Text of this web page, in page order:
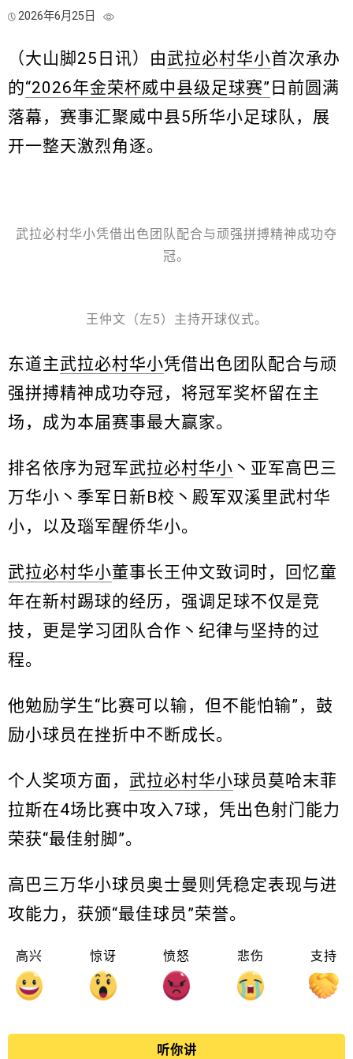
2026年6月25日
（大山脚25日讯）由武拉必村华小首次承办
的“2026年金荣杯威中县级足球赛” 日前圆满
落幕，赛事汇聚威中县5所华小足球队，展
开一整天激烈角逐。
武拉必村华小凭借出色团队配合与顽强拼搏精神成功夺
冠。
王仲文（左5）主持开球仪式。
东道主武拉必村华小凭借出色团队配合与顽
强拼搏精神成功夺冠，将冠军奖杯留在主
场，成为本届赛事最大赢家。
排名依序为冠军武拉必村华小 丶亚军高巴三
万华小丶季军日新B校丶殿军双溪里武村华
小，以及瑙军醒侨华小。
武拉必村华小董事长王仲文致词时，回忆童
年在新村踢球的经历，强调足球不仅是竞
技，更是学习团队合作丶纪律与坚持的过
程。
他勉励学生“比赛可以输，但不能怕输”，鼓
励小球员在挫折中不断成长。
个人奖项方面， 武拉必村华小球员莫哈末菲
拉斯在4场比赛中攻入7球，凭出色射门能力
荣获“最佳射脚”。
高巴三万华小球员奥士曼则凭稳定表现与进
攻能力，获颁“最佳球员”荣誉。
高兴 惊讶 愤怒 悲伤 支持
听你讲